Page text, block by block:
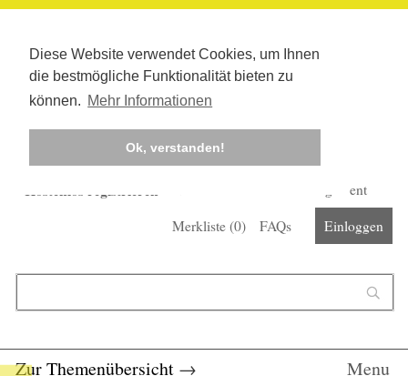
Diese Website verwendet Cookies, um Ihnen
die bestmögliche Funktionalität bieten zu
können. Mehr Informationen
Ok, verstanden!
Kostenlos registrieren
Corona-Management
Merkliste (0) FAQs Einloggen
Zur Themenübersicht → Menu